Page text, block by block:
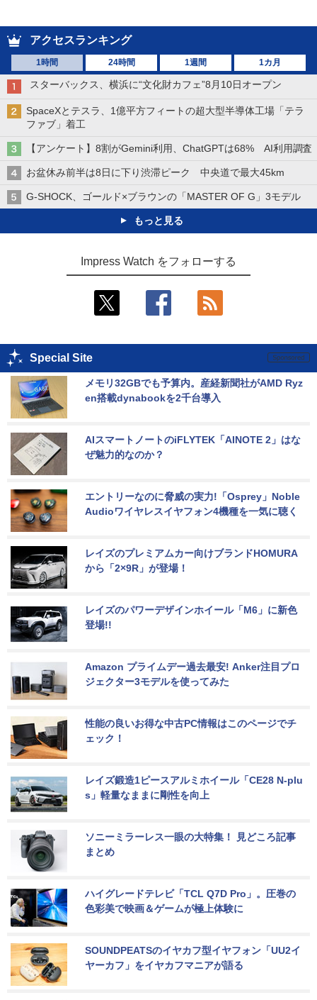
アクセスランキング
1時間 24時間 1週間 1カ月
スターバックス、横浜に“文化財カフェ”8月10日オープン
SpaceXとテスラ、1億平方フィートの超大型半導体工場「テラ
ファブ」着工
【アンケート】8割がGemini利用、ChatGPTは68% AI利用調査
お盆休み前半は8日に下り渋滞ピーク 中央道で最大45km
G-SHOCK、ゴールド×ブラウンの「MASTER OF G」3モデル
もっと見る
Impress Watch をフォローする
Special Site
メモリ32GBでも予算内。産経新聞社がAMD Ryz
en搭載dynabookを2千台導入
AIスマートノートのiFLYTEK「AINOTE 2」はな
ぜ魅力的なのか？
エントリーなのに脅威の実力!「Osprey」Noble
Audioワイヤレスイヤフォン4機種を一気に聴く
レイズのプレミアムカー向けブランドHOMURA
から「2×9R」が登場！
レイズのパワーデザインホイール「M6」に新色
登場!!
Amazon プライムデー過去最安! Anker注目プロ
ジェクター3モデルを使ってみた
性能の良いお得な中古PC情報はこのページでチ
ェック！
レイズ鍛造1ピースアルミホイール「CE28 N-plu
s」軽量なままに剛性を向上
ソニーミラーレス一眼の大特集！ 見どころ記事
まとめ
ハイグレードテレビ「TCL Q7D Pro」。圧巻の
色彩美で映画＆ゲームが極上体験に
SOUNDPEATSのイヤカフ型イヤフォン「UU2イ
ヤーカフ」をイヤカフマニアが語る